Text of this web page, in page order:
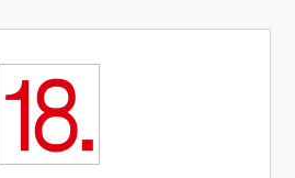
⒙